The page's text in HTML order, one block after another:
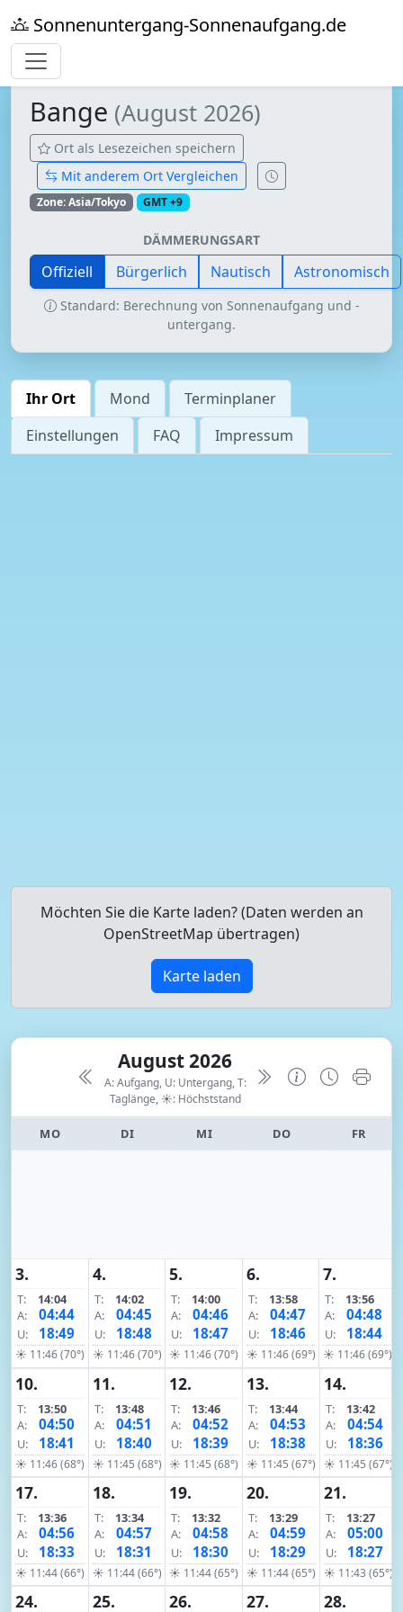
Sonnenuntergang-Sonnenaufgang.de
Bange (August 2026)
Ort als Lesezeichen speichern
Mit anderem Ort Vergleichen
Zone: Asia/Tokyo GMT +9
DÄMMERUNGSART
Offiziell Bürgerlich Nautisch Astronomisch
Standard: Berechnung von Sonnenaufgang und -
untergang.
Ihr Ort Mond
Terminplaner
Einstellungen
FAQ Impressum
Möchten Sie die Karte laden? (Daten werden an
OpenStreetMap übertragen)
Karte laden
August 2026
A: Aufgang, U: Untergang, T:
Taglänge, ☀: Höchststand
MO DI MI DO FR
3.
T:
14:04
A:
04:44
U: 18:49
☀ 11:46 (70°)
4.
T:
14:02
A:
04:45
U: 18:48
☀ 11:46 (70°)
5.
T:
14:00
A:
04:46
U: 18:47
☀ 11:46 (70°)
6.
T:
13:58
A:
04:47
U: 18:46
☀ 11:46 (69°)
7.
T:
13:56
A:
04:48
U: 18:44
☀ 11:46 (69°)
10.
T:
13:50
A:
04:50
U: 18:41
☀ 11:46 (68°)
11.
T:
13:48
A:
04:51
U: 18:40
☀ 11:45 (68°)
12.
T:
13:46
A:
04:52
U: 18:39
☀ 11:45 (68°)
13.
T:
13:44
A:
04:53
U: 18:38
☀ 11:45 (67°)
14.
T:
13:42
A:
04:54
U: 18:36
☀ 11:45 (67°)
17.
T:
13:36
A:
04:56
U: 18:33
☀ 11:44 (66°)
18.
T:
13:34
A:
04:57
U: 18:31
☀ 11:44 (66°)
19.
T:
13:32
A:
04:58
U: 18:30
☀ 11:44 (65°)
20.
T:
13:29
A:
04:59
U: 18:29
☀ 11:44 (65°)
21.
T:
13:27
A:
05:00
U: 18:27
☀ 11:43 (65°)
24. 25. 26. 27. 28.